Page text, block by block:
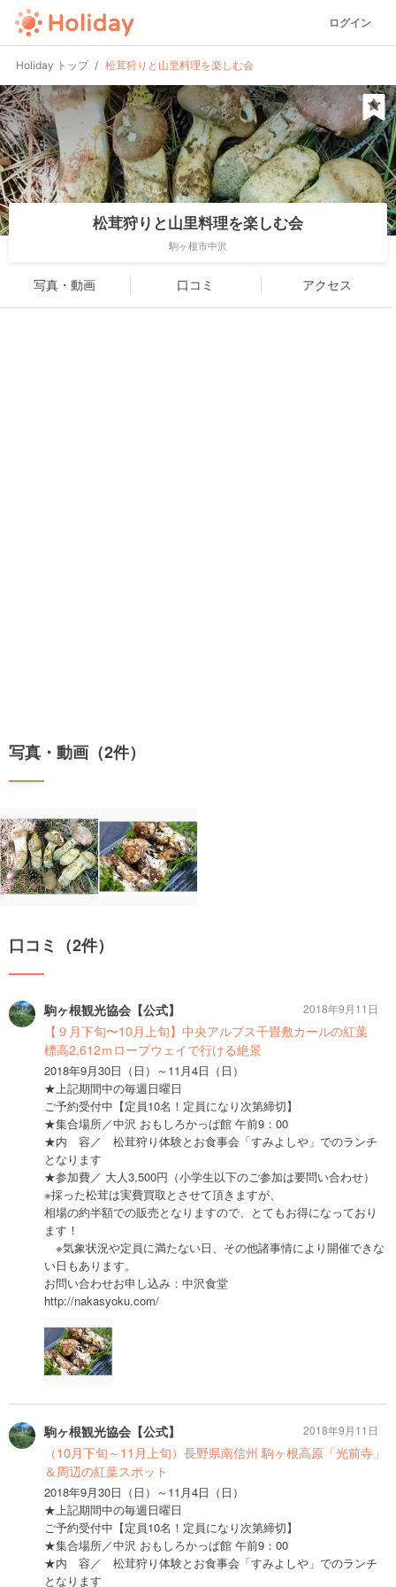
ログイン
Holiday トップ 松茸狩りと山里料理を楽しむ会
松茸狩りと山里料理を楽しむ会
駒ヶ根市中沢
写真・動画 口コミ アクセス
写真・動画（2件）
口コミ（2件）
駒ヶ根観光協会【公式】
【９月下旬〜10月上旬】中央アルプス千畳敷カールの紅葉
標高2,612ｍロープウェイで行ける絶景
2018年9月30日（日）～11月4日（日）
★上記期間中の毎週日曜日
ご予約受付中【定員10名！定員になり次第締切】
★集合場所／中沢 おもしろかっぱ館 午前9：00
★内 容／ 松茸狩り体験とお食事会「すみよしや」でのランチ
となります
★参加費／ 大人3,500円（小学生以下のご参加は要問い合わせ）
※採った松茸は実費買取とさせて頂きますが、
相場の約半額での販売となりますので、とてもお得になっており
ます！
※気象状況や定員に満たない日、その他諸事情により開催できな
い日もあります。
お問い合わせお申し込み：中沢食堂
http://nakasyoku.com/
2018年9月11日
駒ヶ根観光協会【公式】
（10月下旬～11月上旬）長野県南信州 駒ヶ根高原「光前寺」
＆周辺の紅葉スポット
2018年9月30日（日）～11月4日（日）
★上記期間中の毎週日曜日
ご予約受付中【定員10名！定員になり次第締切】
★集合場所／中沢 おもしろかっぱ館 午前9：00
★内 容／ 松茸狩り体験とお食事会「すみよしや」でのランチ
となります
2018年9月11日